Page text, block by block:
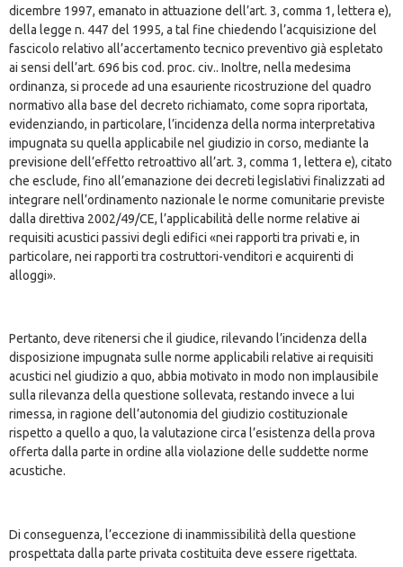
dicembre 1997, emanato in attuazione dell’art. 3, comma 1, lettera e),
della legge n. 447 del 1995, a tal fine chiedendo l’acquisizione del
fascicolo relativo all’accertamento tecnico preventivo già espletato
ai sensi dell’art. 696 bis cod. proc. civ.. Inoltre, nella medesima
ordinanza, si procede ad una esauriente ricostruzione del quadro
normativo alla base del decreto richiamato, come sopra riportata,
evidenziando, in particolare, l’incidenza della norma interpretativa
impugnata su quella applicabile nel giudizio in corso, mediante la
previsione dell’effetto retroattivo all’art. 3, comma 1, lettera e), citato
che esclude, fino all’emanazione dei decreti legislativi finalizzati ad
integrare nell’ordinamento nazionale le norme comunitarie previste
dalla direttiva 2002/49/CE, l’applicabilità delle norme relative ai
requisiti acustici passivi degli edifici «nei rapporti tra privati e, in
particolare, nei rapporti tra costruttori-venditori e acquirenti di
alloggi».
Pertanto, deve ritenersi che il giudice, rilevando l’incidenza della
disposizione impugnata sulle norme applicabili relative ai requisiti
acustici nel giudizio a quo, abbia motivato in modo non implausibile
sulla rilevanza della questione sollevata, restando invece a lui
rimessa, in ragione dell’autonomia del giudizio costituzionale
rispetto a quello a quo, la valutazione circa l’esistenza della prova
offerta dalla parte in ordine alla violazione delle suddette norme
acustiche.
Di conseguenza, l’eccezione di inammissibilità della questione
prospettata dalla parte privata costituita deve essere rigettata.